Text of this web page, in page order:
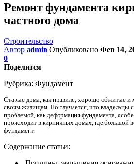
Ремонт фундамента
частного дома
Строительство
Автор admin Опубликовано Фев 14,
0
Поделится
Рубрика: Фундамент
Старые дома, как правило, хорошо обжитые и
своим жилищам. Но случается, что владельцы
проблемой, как деформация фундамента,
происходит в кирпичных домах, где большой
фундамент.
Содержание статьи: